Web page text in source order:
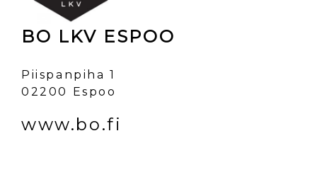
BO LKV ESPOO
Piispanpiha 1
02200 Espoo
www.bo.fi